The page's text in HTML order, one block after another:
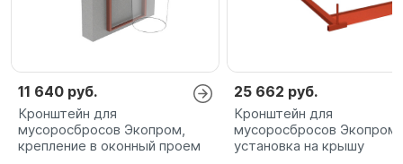
11 640 руб.
Кронштейн для
мусоросбросов Экопром,
крепление в оконный проем
25 662 руб.
Кронштейн для
мусоросбросов Экопром,
установка на крышу